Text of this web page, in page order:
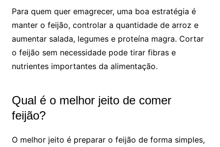
Para quem quer emagrecer, uma boa estratégia é
manter o feijão, controlar a quantidade de arroz e
aumentar salada, legumes e proteína magra. Cortar
o feijão sem necessidade pode tirar fibras e
nutrientes importantes da alimentação.
Qual é o melhor jeito de comer
feijão?
O melhor jeito é preparar o feijão de forma simples,